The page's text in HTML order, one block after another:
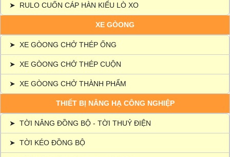
➤ RULO CUỐN CÁP HÀN KIỂU LÒ XO
XE GÒONG
➤ XE GÒONG CHỞ THÉP ỐNG
➤ XE GÒONG CHỞ THÉP CUỘN
➤ XE GÒONG CHỞ THÀNH PHẨM
THIẾT BỊ NÂNG HẠ CÔNG NGHIỆP
➤ TỜI NÂNG ĐỒNG BỘ - TỜI THUỶ ĐIỆN
➤ TỜI KÉO ĐỒNG BỘ